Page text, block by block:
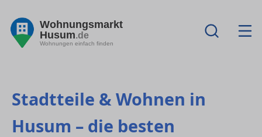
Wohnungsmarkt
Husum.de
Wohnungen einfach finden
Stadtteile & Wohnen in
Husum – die besten